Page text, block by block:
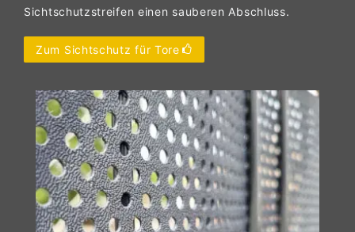
Sichtschutzstreifen einen sauberen Abschluss.
Zum Sichtschutz für Tore